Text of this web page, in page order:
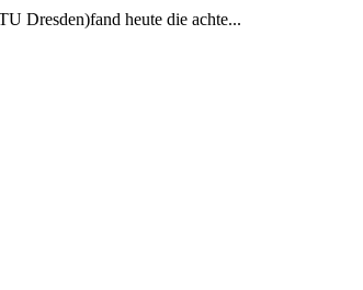
Dresden)fand heute die achte...